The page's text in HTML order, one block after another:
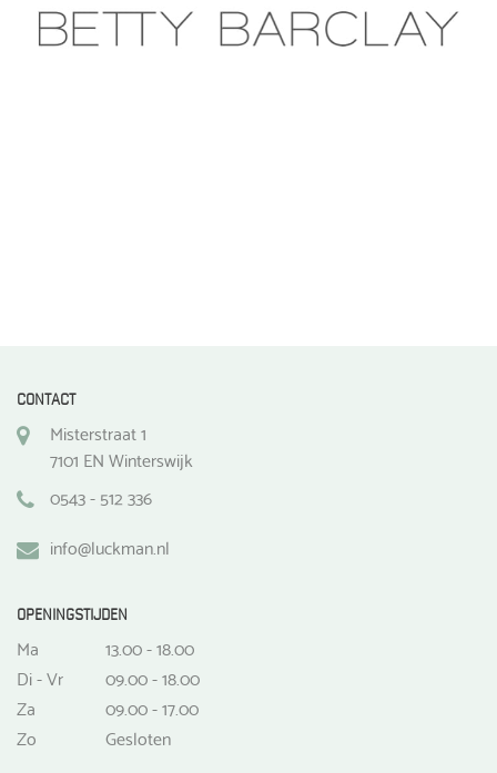
gekozen
worden
CONTACT
Misterstraat 1
7101 EN Winterswijk
0543 - 512 336
info@luckman.nl
OPENINGSTIJDEN
Ma
13.00 - 18.00
Di - Vr
09.00 - 18.00
Za
09.00 - 17.00
Zo
Gesloten